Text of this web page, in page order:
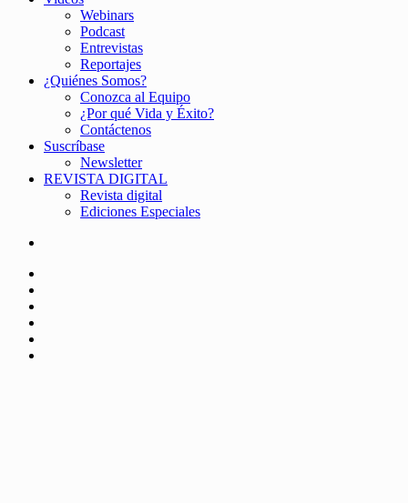
Webinars
Podcast
Entrevistas
Reportajes
¿Quiénes Somos?
Conozca al Equipo
¿Por qué Vida y Éxito?
Contáctenos
Suscríbase
Newsletter
REVISTA DIGITAL
Revista digital
Ediciones Especiales